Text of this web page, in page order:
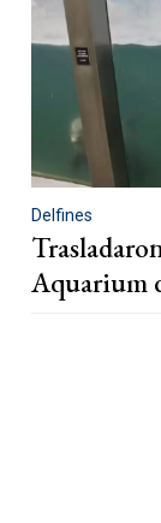
Delfines
Aquarium